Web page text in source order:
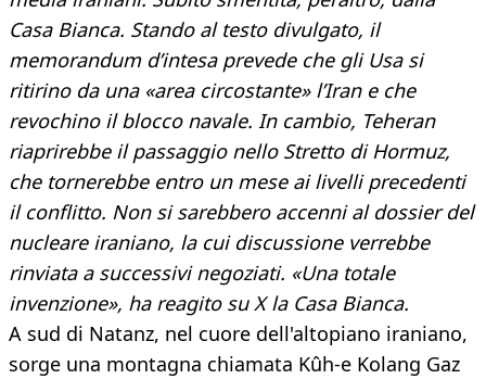
Casa Bianca. Stando al testo divulgato, il
memorandum d’intesa prevede che gli Usa si
ritirino da una «area circostante» l’Iran e che
revochino il blocco navale. In cambio, Teheran
riaprirebbe il passaggio nello Stretto di Hormuz,
che tornerebbe entro un mese ai livelli precedenti
il conflitto. Non si sarebbero accenni al dossier del
nucleare iraniano, la cui discussione verrebbe
rinviata a successivi negoziati. «Una totale
invenzione», ha reagito su X la Casa Bianca.
A sud di Natanz, nel cuore dell'altopiano iraniano,
sorge una montagna chiamata Kûh-e Kolang Gaz